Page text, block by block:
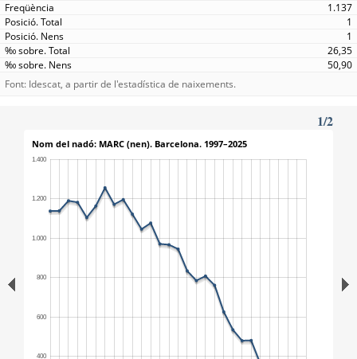
1.137
1
1
26,35
50,90
Font: Idescat, a partir de l'estadística de naixements.